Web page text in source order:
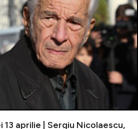
aprilie | Sergiu Nicolaescu,